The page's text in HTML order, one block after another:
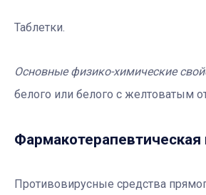
Таблетки.
Основные физико-химические
белого или белого с желтоватым
Фармакотерапевтичеcкая
Противовирусные средства